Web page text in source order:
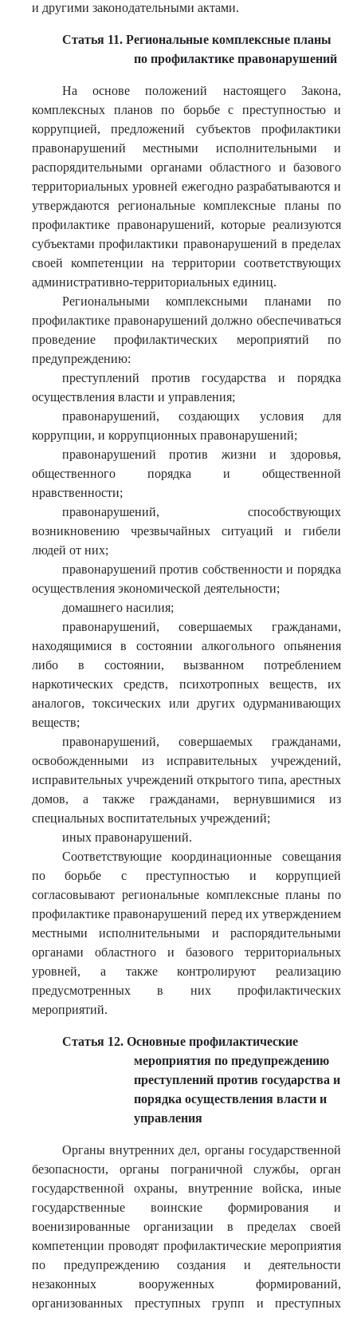
и другими законодательными актами.
Статья 11. Региональные комплексные планы
по профилактике правонарушений
На основе положений настоящего Закона,
комплексных планов по борьбе с преступностью и
коррупцией, предложений субъектов профилактики
правонарушений местными исполнительными и
распорядительными органами областного и базового
территориальных уровней ежегодно разрабатываются и
утверждаются региональные комплексные планы по
профилактике правонарушений, которые реализуются
субъектами профилактики правонарушений в пределах
своей компетенции на территории соответствующих
административно-территориальных единиц.
Региональными комплексными планами по
профилактике правонарушений должно обеспечиваться
проведение профилактических мероприятий по
предупреждению:
преступлений против государства и порядка
осуществления власти и управления;
правонарушений, создающих условия для
коррупции, и коррупционных правонарушений;
правонарушений против жизни и здоровья,
общественного порядка и общественной
нравственности;
правонарушений, способствующих
возникновению чрезвычайных ситуаций и гибели
людей от них;
правонарушений против собственности и порядка
осуществления экономической деятельности;
домашнего насилия;
правонарушений, совершаемых гражданами,
находящимися в состоянии алкогольного опьянения
либо в состоянии, вызванном потреблением
наркотических средств, психотропных веществ, их
аналогов, токсических или других одурманивающих
веществ;
правонарушений, совершаемых гражданами,
освобожденными из исправительных учреждений,
исправительных учреждений открытого типа, арестных
домов, а также гражданами, вернувшимися из
специальных воспитательных учреждений;
иных правонарушений.
Соответствующие координационные совещания
по борьбе с преступностью и коррупцией
согласовывают региональные комплексные планы по
профилактике правонарушений перед их утверждением
местными исполнительными и распорядительными
органами областного и базового территориальных
уровней, а также контролируют реализацию
предусмотренных в них профилактических
мероприятий.
Статья 12. Основные профилактические
мероприятия по предупреждению
преступлений против государства и
порядка осуществления власти и
управления
Органы внутренних дел, органы государственной
безопасности, органы пограничной службы, орган
государственной охраны, внутренние войска, иные
государственные воинские формирования и
военизированные организации в пределах своей
компетенции проводят профилактические мероприятия
по предупреждению создания и деятельности
незаконных вооруженных формирований,
организованных преступных групп и преступных